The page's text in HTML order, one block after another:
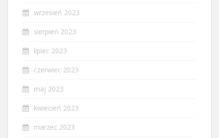
wrzesień 2023
sierpień 2023
lipiec 2023
czerwiec 2023
maj 2023
kwiecień 2023
marzec 2023